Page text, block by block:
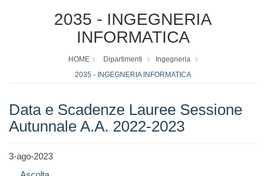
2035 - INGEGNERIA
INFORMATICA
HOME Dipartimenti
Ingegneria
2035 - INGEGNERIA INFORMATICA
Data e Scadenze Lauree Sessione
Autunnale A.A. 2022-2023
3-ago-2023